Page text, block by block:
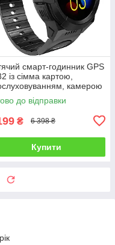
смарт-годинник GPS
із сімма картою,
камерою
Wi-Fi Чорний
до відправки
₴ 6 398 ₴
Купити